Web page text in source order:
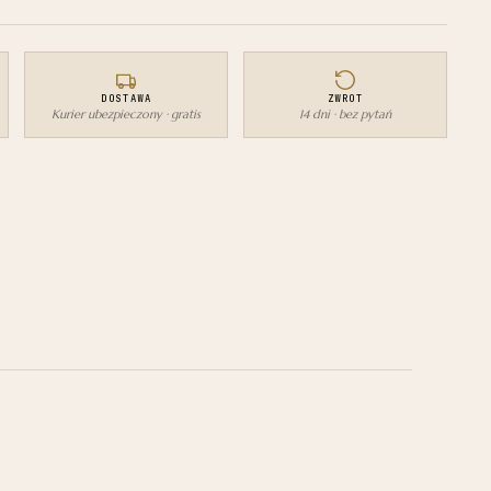
DOSTAWA
Kurier ubezpieczony · gratis
ZWROT
14 dni · bez pytań